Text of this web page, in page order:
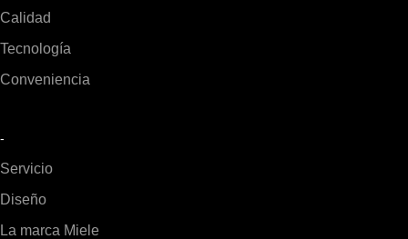
Calidad
Tecnología
Conveniencia
-
Servicio
Diseño
La marca Miele